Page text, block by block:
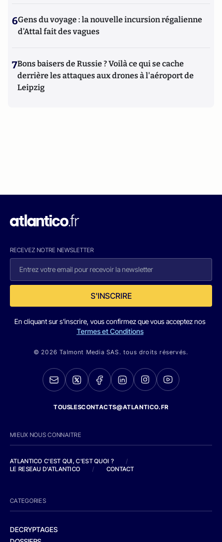
6Gens du voyage : la nouvelle incursion régalienne
d'Attal fait des vagues
7Bons baisers de Russie ? Voilà ce qui se cache
derrière les attaques aux drones à l'aéroport de
Leipzig
RECEVEZ NOTRE NEWSLETTER
S'INSCRIRE
En cliquant sur s'inscrire, vous confirmez que vous acceptez nos
Termes et Conditions
© 2026 Talmont Media SAS. tous droits réservés.
TOUSLESCONTACTS@ATLANTICO.FR
MIEUX NOUS CONNAITRE
ATLANTICO C'EST QUI, C'EST QUOI ?
/
LE RESEAU D'ATLANTICO
/ CONTACT
CATEGORIES
DECRYPTAGES